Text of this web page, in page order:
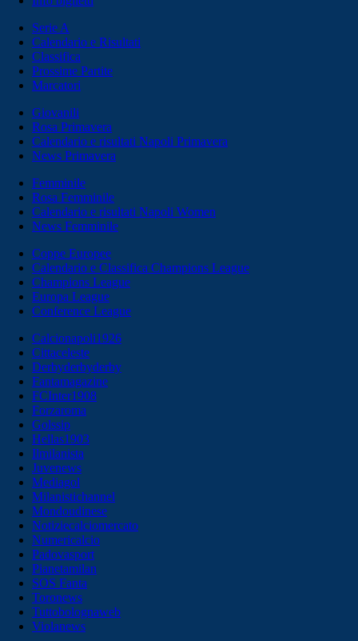
Serie A
Calendario e Risultati
Classifica
Prossime Partite
Marcatori
Giovanili
Rosa Primavera
Calendario e risultati Napoli Primavera
News Primavera
Femminile
Rosa Femminile
Calendario e risultati Napoli Women
News Femminile
Coppe Europee
Calendario e Classifica Champions League
Champions League
Europa League
Conference League
Calcionapoli1926
Cittaceleste
Derbyderbyderby
Fantamagazine
FCInter1908
Forzaroma
Golssip
Hellas1903
Ilmilanista
Juvenews
Mediagol
Milanistichannel
Mondoudinese
Notiziecalciomercato
Numericalcio
Padovasport
Pianetamilan
SOS Fanta
Toronews
Tuttobolognaweb
Violanews